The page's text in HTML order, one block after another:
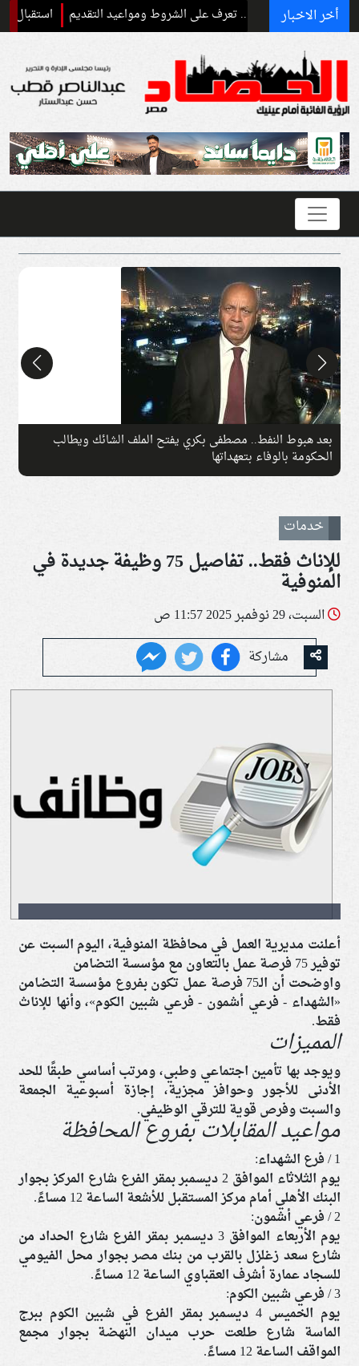
أخر الاخبار استقبال رسمي
بعد هبوط النفط.. مصطفى بكري يفتح الملف الشائك ويطالب
الحكومة بالوفاء بتعهداتها
خدمات
للإناث فقط.. تفاصيل 75 وظيفة جديدة في
المنوفية
السبت، 29 نوفمبر 2025 11:57 ص
مشاركة
أعلنت مديرية العمل في محافظة المنوفية، اليوم السبت عن
توفير 75 فرصة عمل بالتعاون مع مؤسسة التضامن
واوضحت أن الـ75 فرصة عمل تكون بفروع مؤسسة التضامن
«الشهداء - فرعي أشمون - فرعي شبين الكوم»، وأنها للإناث
فقط.
المميزات
ويوجد بها تأمين اجتماعي وطبي، ومرتب أساسي طبقًا للحد
الأدنى للأجور وحوافز مجزية، إجازة أسبوعية الجمعة
والسبت وفرص قوية للترقي الوظيفي.
مواعيد المقابلات بفروع المحافظة
1 / فرع الشهداء:
يوم الثلاثاء الموافق 2 ديسمبر بمقر الفرع شارع المركز بجوار
البنك الأهلي أمام مركز المستقبل للأشعة الساعة 12 مساءً.
2 / فرعي أشمون:
يوم الأربعاء الموافق 3 ديسمبر بمقر الفرع شارع الحداد من
شارع سعد زغلزل بالقرب من بنك مصر بجوار محل الفيومي
للسجاد عمارة أشرف العقباوي الساعة 12 مساءً.
3 / فرعي شبين الكوم:
يوم الخميس 4 ديسمبر بمقر الفرع في شبين الكوم ببرج
الماسة شارع طلعت حرب ميدان النهضة بجوار مجمع
المواقف الساعة 12 مساءً.